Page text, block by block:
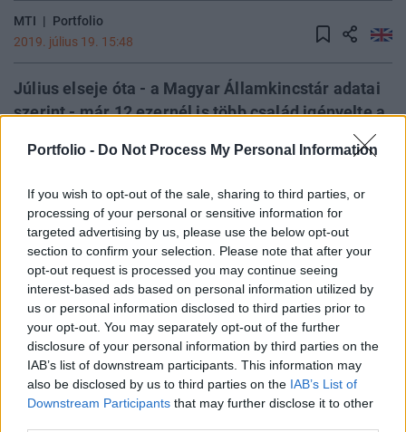
Portfolio - Do Not Process My Personal Information
If you wish to opt-out of the sale, sharing to third parties, or
processing of your personal or sensitive information for
targeted advertising by us, please use the below opt-out
section to confirm your selection. Please note that after your
opt-out request is processed you may continue seeing
interest-based ads based on personal information utilized by
us or personal information disclosed to third parties prior to
your opt-out. You may separately opt-out of the further
disclosure of your personal information by third parties on the
IAB’s list of downstream participants. This information may
also be disclosed by us to third parties on the IAB’s List of
Downstream Participants that may further disclose it to other
MTI | Portfolio
2019. július 19. 15:48
Július elseje óta - a Magyar Államkincstár adatai
szerint - már 12 ezernél is több család igényelte a
autóvásárlási támogatását vagy a kibővített
Emberi Erőforrások Minisztériumának család- és
ifjúságügyért felelős államtitkára pénteken
Budapesten, sajtótájékoztatón.
Lakossági roadshow az új családtámogatásokról
Budapesten, Debrecenben, Győrben, Szegeden és Pécsett!
Általános és személyre szabott tájékoztatással várunk
mindenkit július második felében a babaváró hitel, a falusi
CSOK és a kibővített CSOK tudnivalóiról!
ÁTTEKINTÉSJELENTKEZÉS Novák Katalin elmondta,